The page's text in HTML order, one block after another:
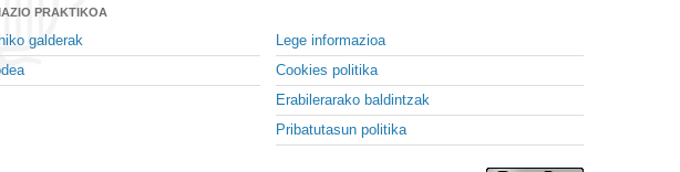
PRAKTIKOA
galderak
Lege informazioa
Cookies politika
Erabilerarako baldintzak
Pribatutasun politika